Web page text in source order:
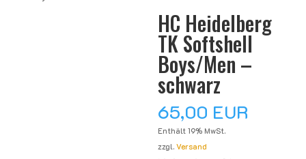
HC Heidelberg
TK Softshell
Boys/Men –
schwarz
65,00 EUR
Enthält 19% MwSt.
zzgl.Versand